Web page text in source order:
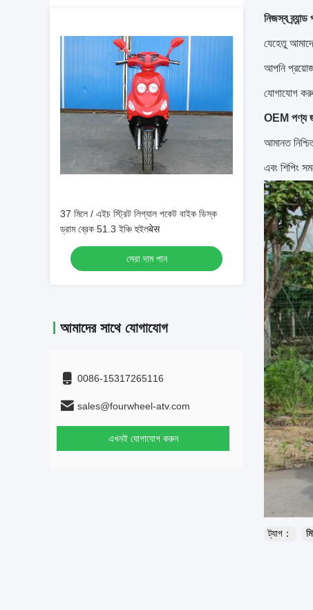
37 মিলে / এইচ স্ট্রিট লিগ্যাল পকেট বাইক ডিস্ক
ড্রাম ব্রেক 51.3 ইঞ্চি হুইলबेस
সেরা দাম পান
আমাদের সাথে যোগাযোগ
0086-15317265116
sales@fourwheel-atv.com
এখনই যোগাযোগ করুন
নিজস্ব
যেহেতু
আপনি
যোগাযোগ
OEM পণ্য
আমানত
এবং শিপিং
ট্যাগ：